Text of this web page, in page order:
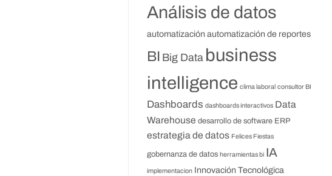
Análisis de datos
automatizaciónautomatización de reportes
BI Big Data business
intelligence clima laboral consultor BI
Dashboards dashboards interactivos Data
Warehouse desarrollo de software ERP
estrategia de datos Felices Fiestas
gobernanza de datos herramientas bi IA
implementacion Innovación Tecnológica